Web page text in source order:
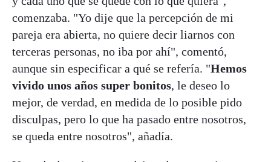
comenzaba. "Yo dije que la percepción de mi
pareja era abierta, no quiere decir liarnos con
terceras personas, no iba por ahí", comentó,
aunque sin especificar a qué se refería. "Hemos
vivido unos años super bonitos, le deseo lo
mejor, de verdad, en medida de lo posible pido
disculpas, pero lo que ha pasado entre nosotros,
se queda entre nosotros", añadía.